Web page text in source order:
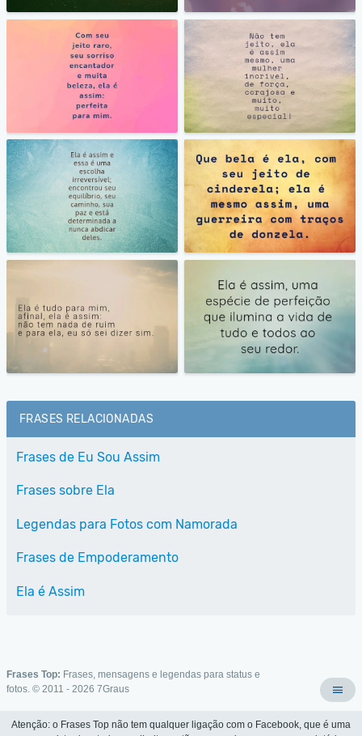
FRASES RELACIONADAS
Frases de Eu Sou Assim
Frases sobre Ela
Legendas para Fotos com Namorada
Frases de Empoderamento
Ela é Assim
Frases Top: Frases, mensagens e legendas para status e
fotos. © 2011 - 2026 7Graus
Atenção: o Frases Top não tem qualquer ligação com o Facebook, que é uma